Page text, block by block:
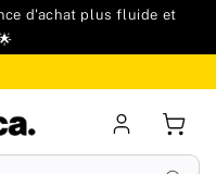
d'achat plus fluide et
connecter